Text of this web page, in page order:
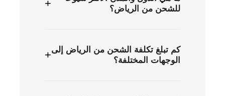
للشحن من الرياض؟
+
كم تبلغ تكلفة الشحن من الرياض إلى
الوجهات المختلفة؟
+